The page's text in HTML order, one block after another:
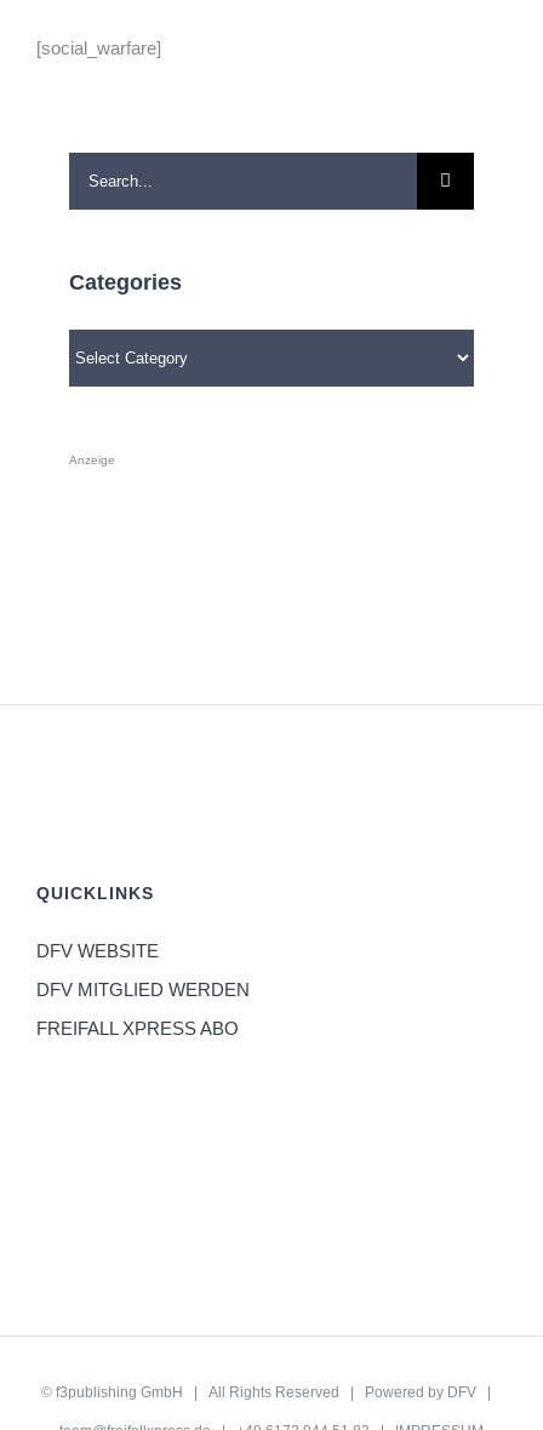
[social_warfare]
Search
for:
Categories
Categories
Anzeige
QUICKLINKS
DFV WEBSITE
DFV MITGLIED WERDEN
FREIFALL XPRESS ABO
© f3publishing GmbH | All Rights Reserved | Powered by DFV